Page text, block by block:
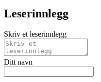
Leserinnlegg
Skriv et leserinnlegg
Ditt navn